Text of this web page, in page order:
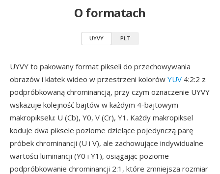
O formatach
UYVY PLT
UYVY to pakowany format pikseli do przechowywania
obrazów i klatek wideo w przestrzeni kolorów YUV 4:2:2 z
podpróbkowaną chrominancją, przy czym oznaczenie UYVY
wskazuje kolejność bajtów w każdym 4-bajtowym
makropikselu: U (Cb), Y0, V (Cr), Y1. Każdy makropiksel
koduje dwa piksele poziome dzielące pojedynczą parę
próbek chrominancji (U i V), ale zachowujące indywidualne
wartości luminancji (Y0 i Y1), osiągając poziome
podpróbkowanie chrominancji 2:1, które zmniejsza rozmiar